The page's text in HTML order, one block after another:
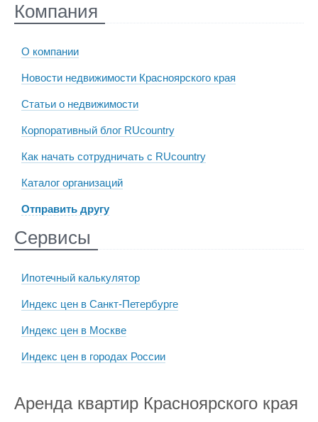
Компания
О компании
Новости недвижимости Красноярского края
Статьи о недвижимости
Корпоративный блог RUcountry
Как начать сотрудничать с RUcountry
Каталог организаций
Отправить другу
Сервисы
Ипотечный калькулятор
Индекс цен в Санкт-Петербурге
Индекс цен в Москве
Индекс цен в городах России
Аренда квартир Красноярского края